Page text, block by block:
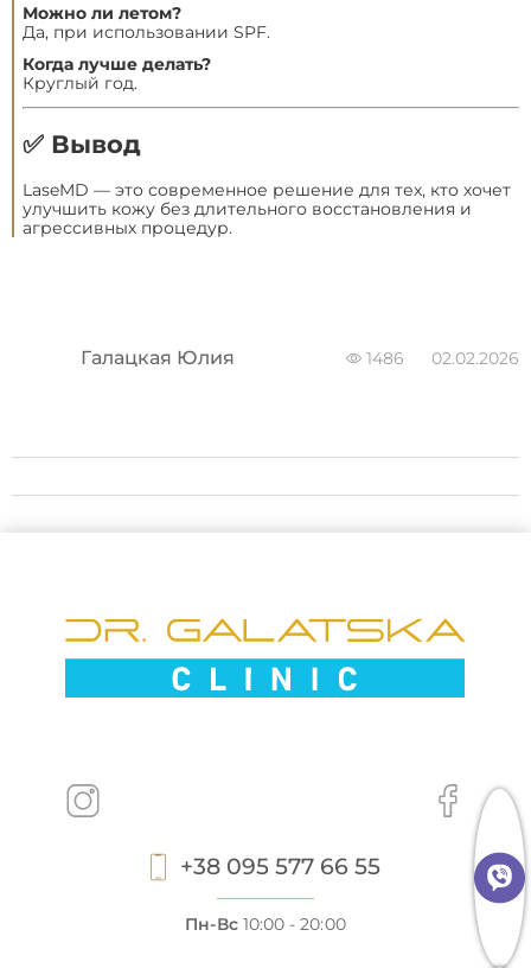
Можно ли летом?
Да, при использовании SPF.
Когда лучше делать?
Круглый год.
✅ Вывод
LaseMD — это современное решение для тех, кто хочет
улучшить кожу без длительного восстановления и
агрессивных процедур.
Галацкая Юлия 1486 02.02.2026
+38 095 577 66 55
Пн-Вс10:00 - 20:00